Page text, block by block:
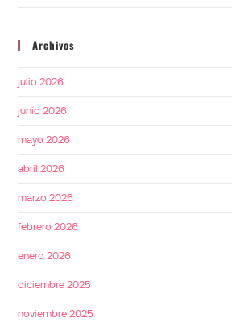
Archivos
julio 2026
junio 2026
mayo 2026
abril 2026
marzo 2026
febrero 2026
enero 2026
diciembre 2025
noviembre 2025